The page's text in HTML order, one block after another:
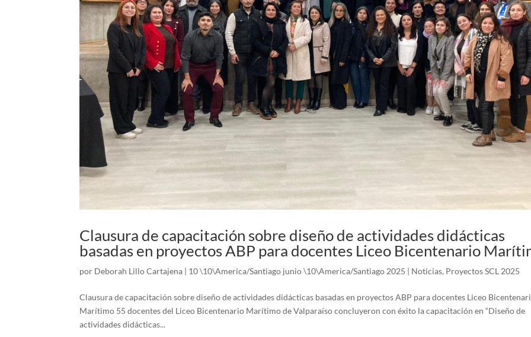
Clausura de capacitación sobre diseño de actividades didácticas
basadas en proyectos ABP para docentes Liceo Bicentenario
por Deborah Lillo Cartajena | 10 \10\America/Santiago junio \10\America/Santiago 2025 | Noticias, Proyectos SCL 2025
Clausura de capacitación sobre diseño de actividades didácticas basadas en proyectos ABP para docentes Liceo
Marítimo 55 docentes del Liceo Bicentenario Marítimo de Valparaíso concluyeron con éxito la capacitación en “Diseño de
actividades didácticas...